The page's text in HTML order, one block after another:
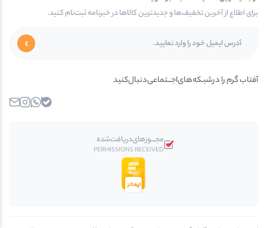
برای اطلاع از آخرین تخفیف‌ها و جدیدترین کالاها در خبرنامه ثبت‌نام کنید.
آفتاب گرم را در‌‌شبـکه‌های‌اجـــتماعی‌دنبال‌کنید
واتساپ
اینستاگرامایمیل
مجـــوز‌های‌دریافت‌شده
PERMISSIONS RECEIVED